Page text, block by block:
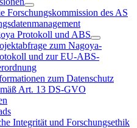
Forschungskommission des AS
Protokoll und ABS
zum Nagoya-
und zur EU-ABS-
zum Datenschutz
Art. 13 DS-GVO
Integrität und Forschungsethik